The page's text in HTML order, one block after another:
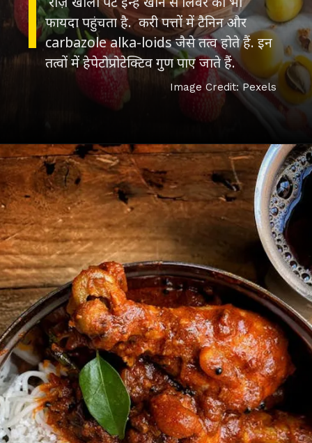
फायदा पहुंचता है. करी पत्तों में टैनिन और
carbazole alka-loids जैसे तत्व होते हैं. इन
तत्वों में हेपेटोप्रोटेक्टिव गुण पाए जाते हैं.
Image Credit: Pexels